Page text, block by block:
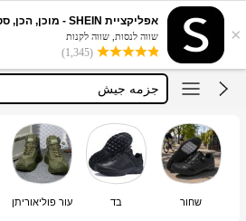
×
אפליקציית SHEIN - מוכן, הכן, סטייל!
שווה לנסות, שווה לקנות
(1,345)
بسطار عسكري
حذاء هايك
جزمه جيش
tactical boots
بسطار عسكري
حذاء هايك
שחור בד עור פוליאוריתן